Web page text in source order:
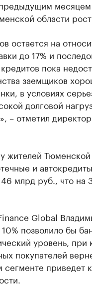
области
остается на
до 17% и
пока
заемщиков
в условиях
долговой
– отметил
жителей Тюменской
и
млрд руб., что
Global
позволило бы
уровень, при
покупателей
приведет